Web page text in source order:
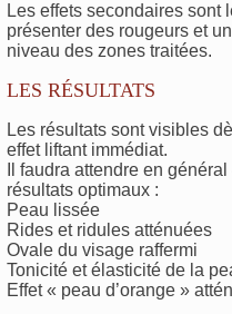
Les effets secondaires sont
présenter des rougeurs et
niveau des zones traitées.
LES RÉSULTATS
Les résultats sont visibles
effet liftant immédiat.
Il faudra attendre en
résultats optimaux :
Peau lissée
Rides et ridules atténuées
Ovale du visage raffermi
Tonicité et élasticité de la
Effet « peau d’orange »